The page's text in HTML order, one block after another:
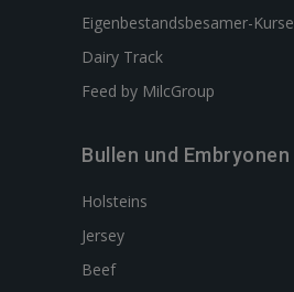
Eigenbestandsbesamer-Kurse
Dairy Track
Feed by MilcGroup
Bullen und Embryonen
Holsteins
Jersey
Beef